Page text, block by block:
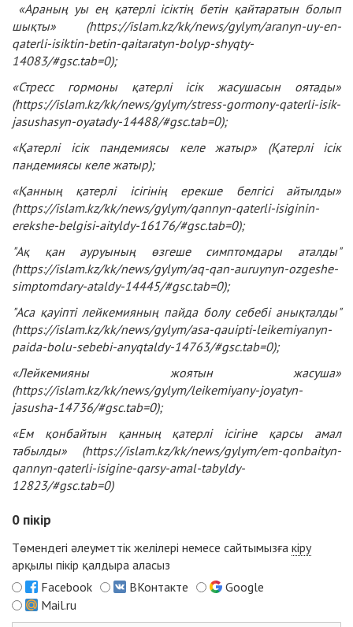
«Араның уы ең қатерлі ісіктің бетін қайтаратын болып
шықты» (https://islam.kz/kk/news/gylym/aranyn-uy-en-
qaterli-isiktin-betin-qaitaratyn-bolyp-shyqty-
14083/#gsc.tab=0);
«Стресс гормоны қатерлі ісік жасушасын оятады»
(https://islam.kz/kk/news/gylym/stress-gormony-qaterli-isik-
jasushasyn-oyatady-14488/#gsc.tab=0);
«Қатерлі ісік пандемиясы келе жатыр» (Қатерлі ісік
пандемиясы келе жатыр);
«Қанның қатерлі ісігінің ерекше белгісі айтылды»
(https://islam.kz/kk/news/gylym/qannyn-qaterli-isiginin-
erekshe-belgisi-aityldy-16176/#gsc.tab=0);
"Ақ қан ауруының өзгеше симптомдары аталды"
(https://islam.kz/kk/news/gylym/aq-qan-auruynyn-ozgeshe-
simptomdary-ataldy-14445/#gsc.tab=0);
"Аса қауіпті лейкемияның пайда болу себебі анықталды"
(https://islam.kz/kk/news/gylym/asa-qauipti-leikemiyanyn-
paida-bolu-sebebi-anyqtaldy-14763/#gsc.tab=0);
«Лейкемияны жоятын жасуша»
(https://islam.kz/kk/news/gylym/leikemiyany-joyatyn-
jasusha-14736/#gsc.tab=0);
«Ем қонбайтын қанның қатерлі ісігіне қарсы амал
табылды» (https://islam.kz/kk/news/gylym/em-qonbaityn-
qannyn-qaterli-isigine-qarsy-amal-tabyldy-
12823/#gsc.tab=0)
0 пікір
Төмендегі әлеуметтік желілері немесе сайтымызға кіру
арқылы пікір қалдыра аласыз
Facebook
ВКонтакте
Google
Mail.ru